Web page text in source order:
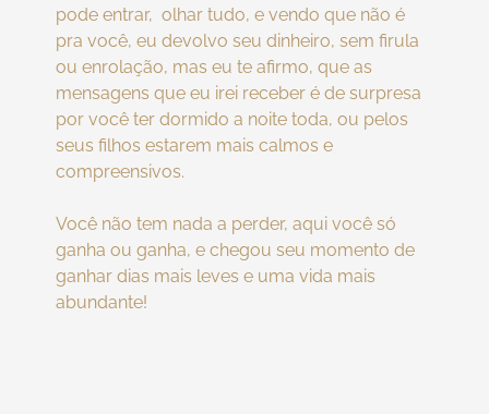
pode entrar, olhar tudo, e vendo que não é
pra você, eu devolvo seu dinheiro, sem firula
ou enrolação, mas eu te afirmo, que as
mensagens que eu irei receber é de surpresa
por você ter dormido a noite toda, ou pelos
seus filhos estarem mais calmos e
compreensivos.
Você não tem nada a perder, aqui você só
ganha ou ganha, e chegou seu momento de
ganhar dias mais leves e uma vida mais
abundante!